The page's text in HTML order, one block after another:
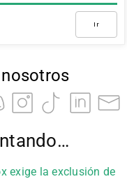
Ir
exige la exclusión de